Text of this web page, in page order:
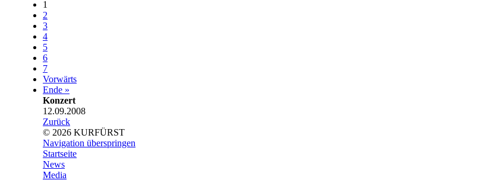
1
2
3
4
5
6
7
Vorwärts
Ende »
Konzert
12.09.2008
Zurück
© 2026 KURFÜRST
Navigation überspringen
Startseite
News
Media